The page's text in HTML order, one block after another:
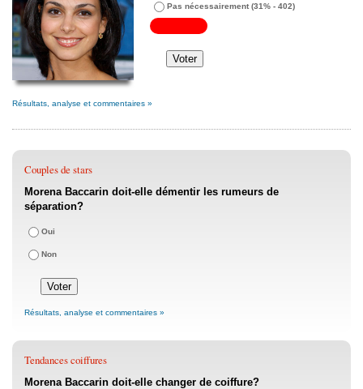
Pas nécessairement (31% - 402)
Résultats, analyse et commentaires »
Couples de stars
Morena Baccarin doit-elle démentir les rumeurs de
séparation?
Oui
Non
Résultats, analyse et commentaires »
Tendances coiffures
Morena Baccarin doit-elle changer de coiffure?